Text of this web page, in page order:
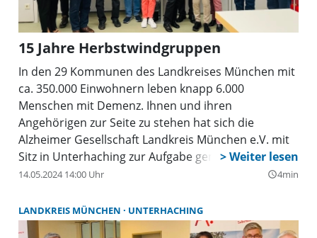
15 Jahre Herbstwindgruppen
In den 29 Kommunen des Landkreises München mit
ca. 350.000 Einwohnern leben knapp 6.000
Menschen mit Demenz. Ihnen und ihren
Angehörigen zur Seite zu stehen hat sich die
Alzheimer Gesellschaft Landkreis München e.V. mit
Sitz in Unterhaching zur Aufgabe gemacht.
Gegründet wurde sie 2010, damals noch als
wenigen Betreuungsangeboten begann hat sich nun
zu einem unverzichtbaren Begleiter für Menschen
14.05.2024 14:00 Uhr query_builder4min
LANDKREIS MÜNCHEN UNTERHACHING